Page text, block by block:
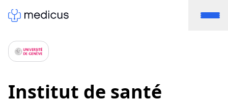
Institut de santé